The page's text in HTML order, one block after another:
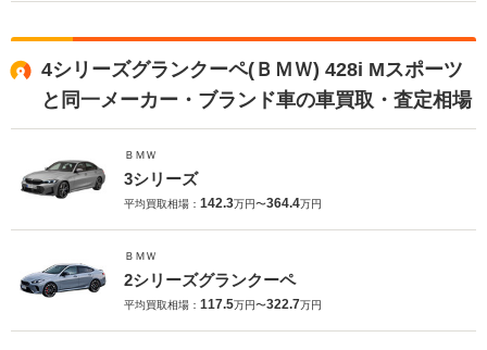
4シリーズグランクーペ(ＢＭＷ) 428i Mスポーツ
と同一メーカー・ブランド車の車買取・査定相場
ＢＭＷ
3シリーズ
平均買取相場： 142.3万円〜364.4万円
ＢＭＷ
2シリーズグランクーペ
平均買取相場： 117.5万円〜322.7万円